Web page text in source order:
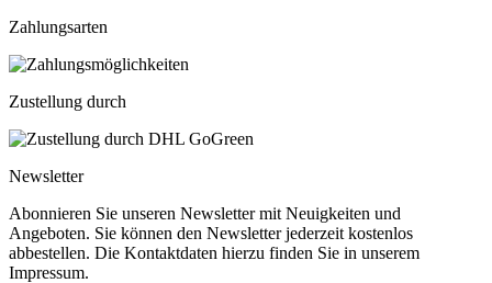
Zahlungsarten
Zustellung durch
Newsletter
Abonnieren Sie unseren Newsletter mit Neuigkeiten und
Angeboten. Sie können den Newsletter jederzeit kostenlos
abbestellen. Die Kontaktdaten hierzu finden Sie in unserem
Impressum.